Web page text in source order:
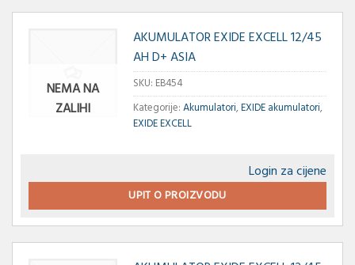
NEMA NA
ZALIHI
AKUMULATOR EXIDE EXCELL 12/45
AH D+ ASIA
SKU: EB454
Kategorije:Akumulatori,EXIDE akumulatori,
EXIDE EXCELL
Login za cijene
UPIT O PROIZVODU